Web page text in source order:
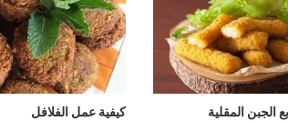
المقلية
كيفية عمل الفلافل